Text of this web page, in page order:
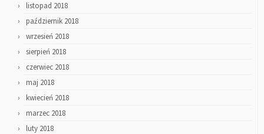
listopad 2018
październik 2018
wrzesień 2018
sierpień 2018
czerwiec 2018
maj 2018
kwiecień 2018
marzec 2018
luty 2018